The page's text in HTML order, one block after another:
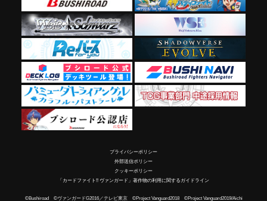
プライバシーポリシー
外部送信ポリシー
クッキーポリシー
「カードファイト!! ヴァンガード」著作物の利用に関するガイドライン
©Bushiroad ©ヴァンガードG2016／テレビ東京 ©Project Vanguard2018 ©Project Vanguard2019/Aichi